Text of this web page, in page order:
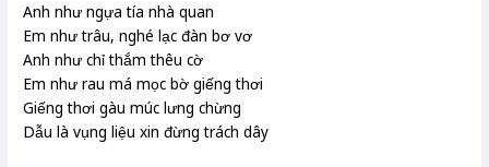
Anh như ngựa tía nhà quan
Em như trâu, nghé lạc đàn bơ vơ
Anh như chỉ thắm thêu cờ
Em như rau má mọc bờ giếng thơi
Giếng thơi gàu múc lưng chừng
Dẫu là vụng liệu xin đừng trách dây